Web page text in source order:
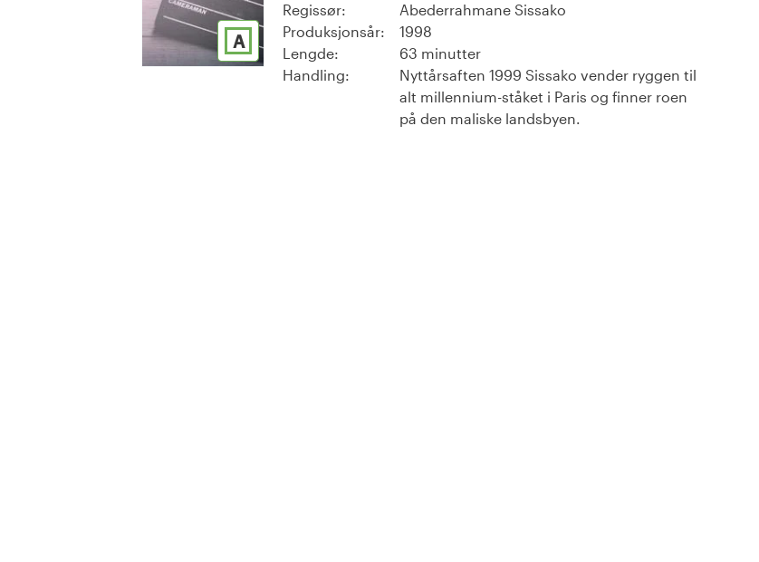
A
Regissør:
Abederrahmane Sissako
Produksjonsår:
1998
Lengde:
63 minutter
Handling:
Nyttårsaften 1999 Sissako vender ryggen til
alt millennium-ståket i Paris og finner roen
på den maliske landsbyen.